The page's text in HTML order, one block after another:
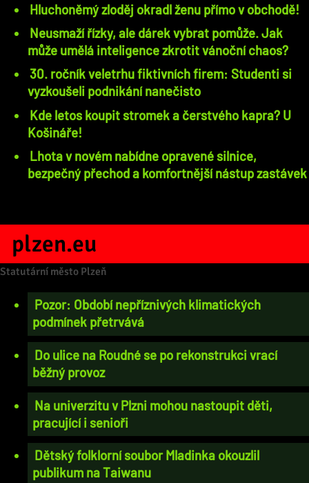
Hluchoněmý zloděj okradl ženu přímo v obchodě!
Neusmaží řízky, ale dárek vybrat pomůže. Jak
může umělá inteligence zkrotit vánoční chaos?
30. ročník veletrhu fiktivních firem: Studenti si
vyzkoušeli podnikání nanečisto
Kde letos koupit stromek a čerstvého kapra? U
Košináře!
Lhota v novém nabídne opravené silnice,
bezpečný přechod a komfortnější nástup zastávek
plzen.eu
Statutární město Plzeň
Pozor: Období nepříznivých klimatických
podmínek přetrvává
Do ulice na Roudné se po rekonstrukci vrací
běžný provoz
Na univerzitu v Plzni mohou nastoupit děti,
pracující i senioři
Dětský folklorní soubor Mladinka okouzlil
publikum na Taiwanu